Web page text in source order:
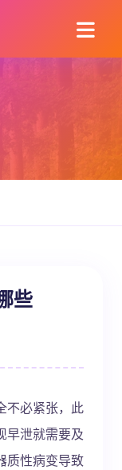
些
不必紧张，此
早泄就需要及
质性病变导致